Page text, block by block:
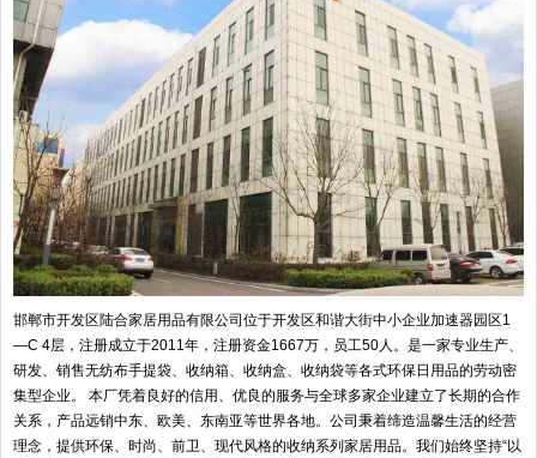
邯郸市开发区陆合家居用品有限公司位于开发区和谐大街中小企业加速器园区1
—C 4层，注册成立于2011年，注册资金1667万，员工50人。是一家专业生产、
研发、销售无纺布手提袋、收纳箱、收纳盒、收纳袋等各式环保日用品的劳动密
集型企业。 本厂凭着良好的信用、优良的服务与全球多家企业建立了长期的合作
关系，产品远销中东、欧美、东南亚等世界各地。公司秉着缔造温馨生活的经营
理念，提供环保、时尚、前卫、现代风格的收纳系列家居用品。我们始终坚持“以